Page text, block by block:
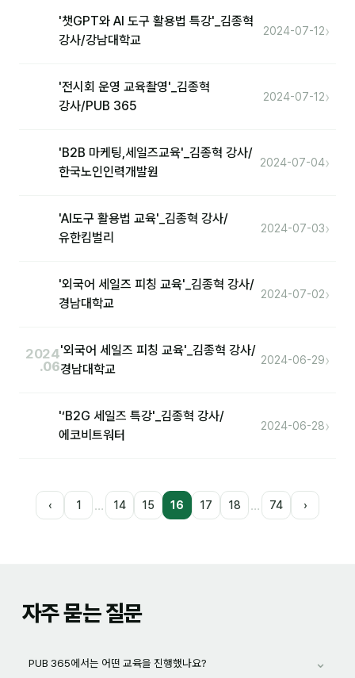
'챗GPT와 AI 도구 활용법 특강'_김종혁
강사/강남대학교
2024-07-12›
'전시회 운영 교육촬영'_김종혁
강사/PUB 365
2024-07-12›
'B2B 마케팅,세일즈교육'_김종혁 강사/
한국노인인력개발원
2024-07-04›
'AI도구 활용법 교육'_김종혁 강사/
유한킴벌리
2024-07-03›
'외국어 세일즈 피칭 교육'_김종혁 강사/
경남대학교
2024-07-02›
2024
.06
'외국어 세일즈 피칭 교육'_김종혁 강사/
경남대학교
2024-06-29›
'‘B2G 세일즈 특강'_김종혁 강사/
에코비트워터
2024-06-28›
‹ 1 … 14 15 16 17 18 … 74 ›
자주 묻는 질문
PUB 365에서는 어떤 교육을 진행했나요? ⌄